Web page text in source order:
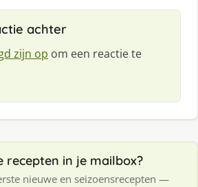
achter
zijn op om een reactie te
recepten in je mailbox?
nieuwe en seizoensrecepten —